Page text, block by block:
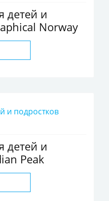
детей и
Norway
детей и
Peak